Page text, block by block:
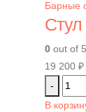
Барные
0 out of 5
19 200 ₽
-
В